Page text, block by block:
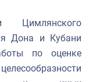
Цимлянского
Дона и Кубани
по оценке